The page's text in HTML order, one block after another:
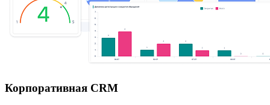
Корпоративная CRM